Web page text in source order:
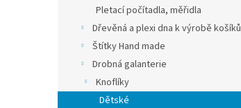
Pletací počítadla, měřidla
Dřevěná a plexi dna k výrobě košíků
Štítky Hand made
Drobná galanterie
Knoflíky
Dětské